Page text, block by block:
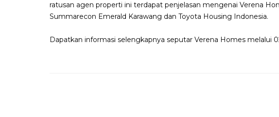
ratusan agen properti ini terdapat penjelasan mengenai Verena
Summarecon Emerald Karawang dan Toyota Housing Indonesia.
Dapatkan informasi selengkapnya seputar Verena Homes melalui